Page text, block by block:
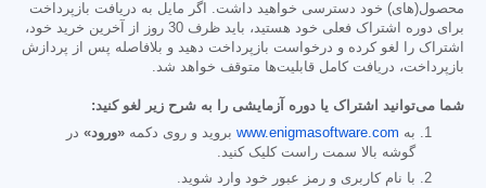
محصول(های) خود دسترسی خواهید داشت. اگر مایل به دریافت بازپرداخت
برای دوره اشتراک فعلی خود هستید، باید ظرف 30 روز از آخرین خرید خود،
اشتراک را لغو کرده و درخواست بازپرداخت دهید و بلافاصله پس از پردازش
بازپرداخت، دریافت کامل قابلیت‌ها متوقف خواهد شد.
شما می‌توانید اشتراک یا دوره آزمایشی را به شرح زیر لغو کنید:
به www.enigmasoftware.com بروید و روی دکمه «ورود» در
گوشه بالا سمت راست کلیک کنید.
با نام کاربری و رمز عبور خود وارد شوید.